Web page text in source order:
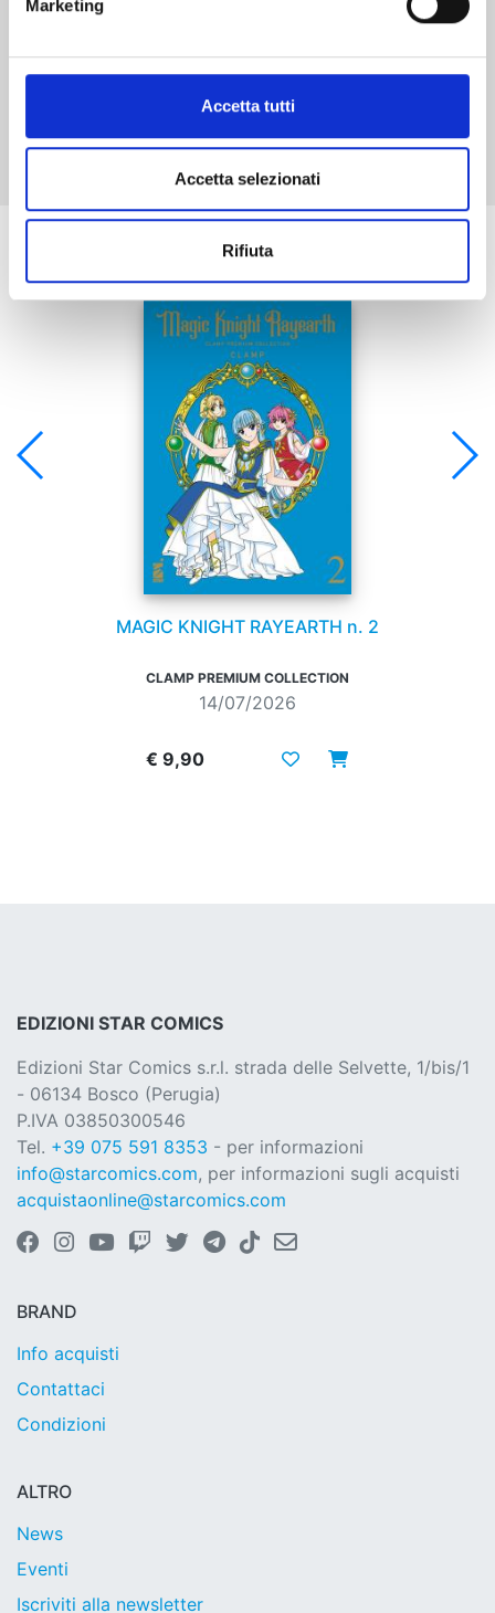
Marketing
Accetta tutti
Accetta selezionati
Rifiuta
Mostra tutto
Se ti è piaciuto prova anche:
MAGIC KNIGHT RAYEARTH n. 2
CLAMP PREMIUM COLLECTION
14/07/2026
€ 9,90
EDIZIONI STAR COMICS
Edizioni Star Comics s.r.l. strada delle Selvette, 1/bis/1
- 06134 Bosco (Perugia)
P.IVA 03850300546
Tel. +39 075 591 8353 - per informazioni
info@starcomics.com, per informazioni sugli acquisti
acquistaonline@starcomics.com
BRAND
Info acquisti
Contattaci
Condizioni
ALTRO
News
Eventi
Iscriviti alla newsletter